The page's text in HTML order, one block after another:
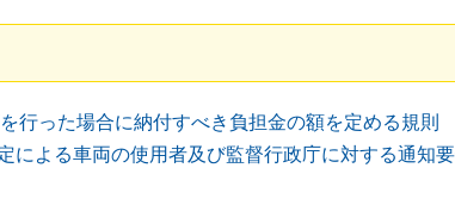
行った場合に納付すべき負担金の額を定める規則
による車両の使用者及び監督行政庁に対する通知